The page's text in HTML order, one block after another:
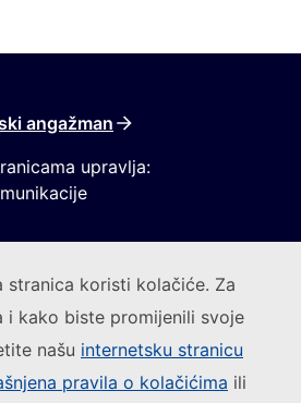
stranica koristi kolačiće. Za
i kako biste promijenili svoje
našu internetsku stranicu
pravila o kolačićima ili
angažman
upravlja: